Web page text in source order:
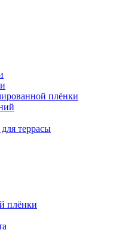
плёнки
террасы
плёнки